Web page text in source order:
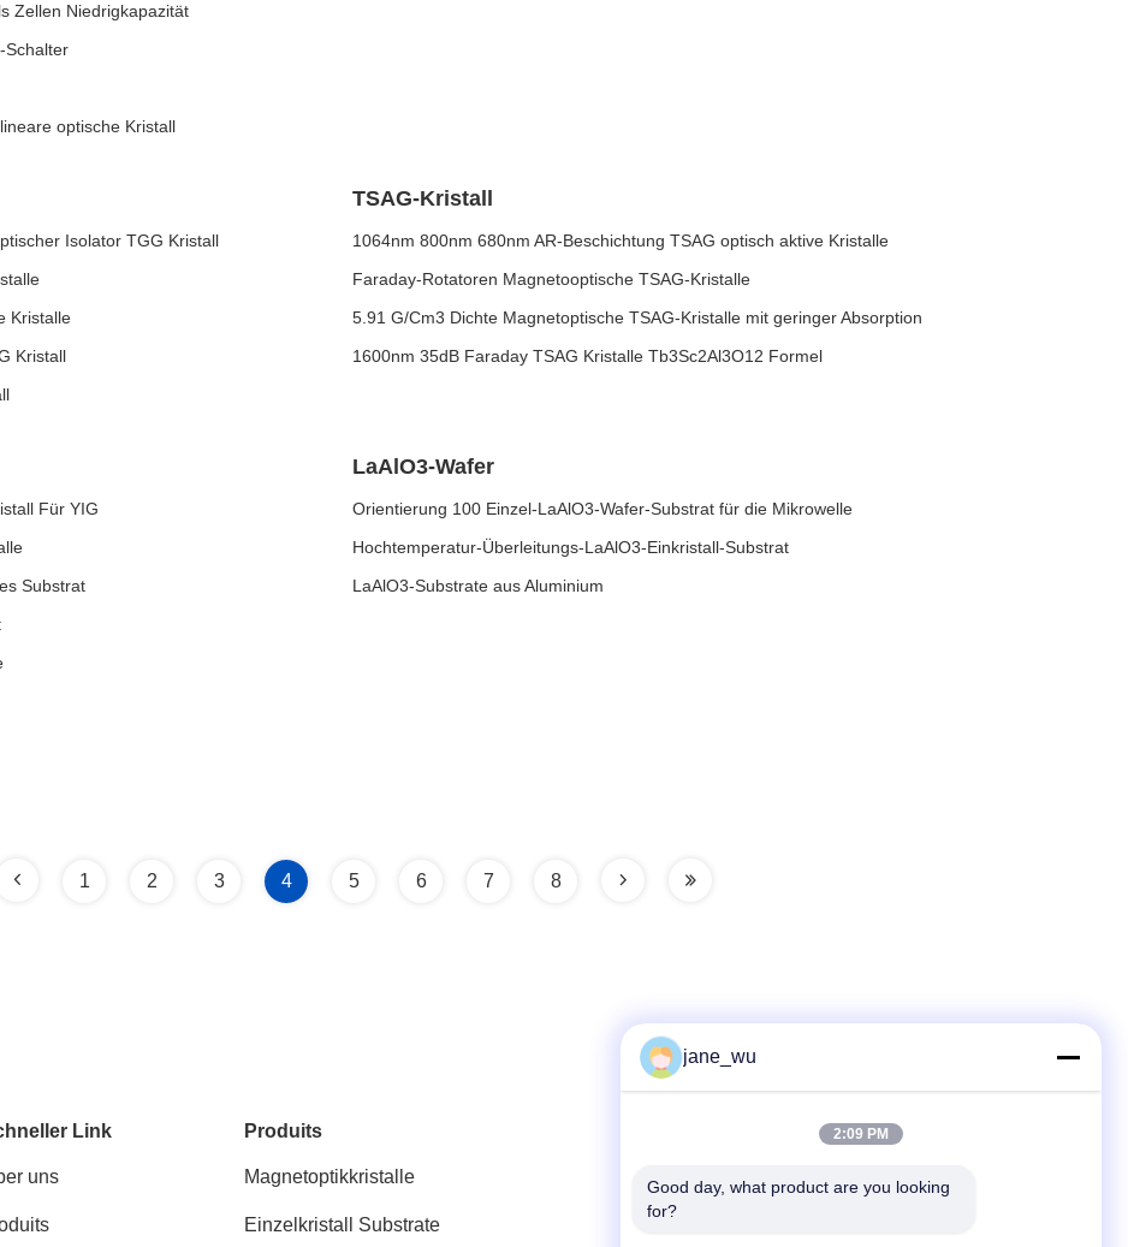
Zellen Niedrigkapazität
Schalter
optische Kristall
Isolator TGG Kristall
Kristalle
Kristall
TSAG-Kristall
1064nm 800nm 680nm AR-Beschichtung TSAG optisch aktive Kristalle
Faraday-Rotatoren Magnetooptische TSAG-Kristalle
5.91 G/Cm3 Dichte Magnetoptische TSAG-Kristalle mit geringer Absorption
1600nm 35dB Faraday TSAG Kristalle Tb3Sc2Al3O12 Formel
Für YIG
Substrat
LaAlO3-Wafer
Orientierung 100 Einzel-LaAlO3-Wafer-Substrat für die Mikrowelle
Hochtemperatur-Überleitungs-LaAlO3-Einkristall-Substrat
LaAlO3-Substrate aus Aluminium
1 2 3 4 5 6 7 8
Link
uns
Produits
Magnetoptikkristalle
Einzelkristall Substrate
Schnelle Kontaktaufnahme
Tel.
jane_wu
2:09 PM
Good day, what product are you looking
for?